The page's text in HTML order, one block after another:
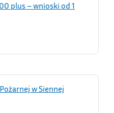
plus – wnioski od 1
w Siennej